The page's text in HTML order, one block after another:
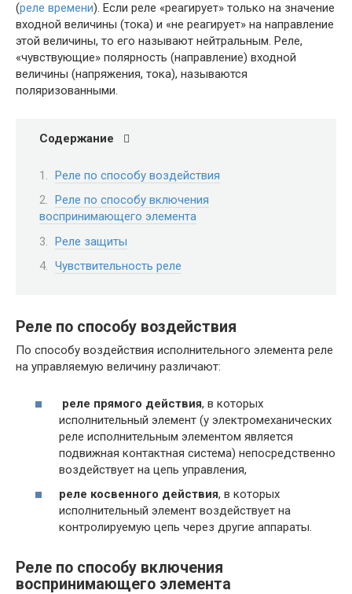
(реле времени). Если реле «реагирует» только на значение
входной величины (тока) и «не реагирует» на направление
этой величины, то его называют нейтральным. Реле,
«чувствующие» полярность (направление) входной
величины (напряжения, тока), называются
поляризованными.
Содержание
Реле по способу воздействия
Реле по способу включения
воспринимающего элемента
Реле защиты
Чувствительность реле
Реле по способу воздействия
По способу воздействия исполнительного элемента реле
на управляемую величину различают:
реле прямого действия, в которых
исполнительный элемент (у электромеханических
реле исполнительным элементом является
подвижная контактная система) непосредственно
воздействует на цепь управления,
реле косвенного действия, в которых
исполнительный элемент воздействует на
контролируемую цепь через другие аппараты.
Реле по способу включения
воспринимающего элемента